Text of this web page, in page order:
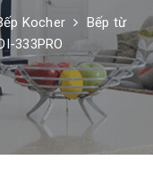
Kocher
Bếp từ
333PRO